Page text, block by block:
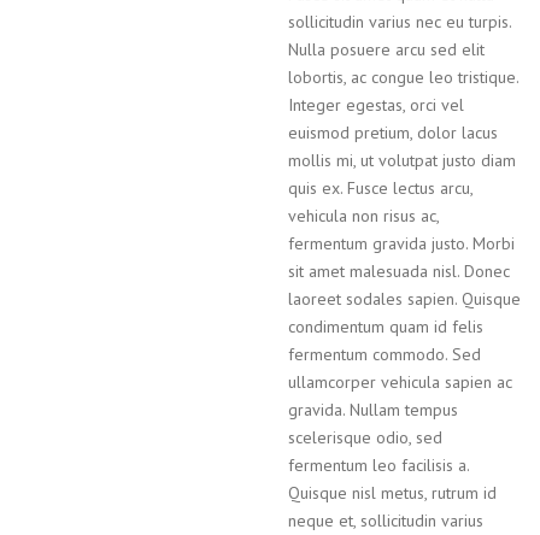
sollicitudin varius nec eu turpis.
Nulla posuere arcu sed elit
lobortis, ac congue leo tristique.
Integer egestas, orci vel
euismod pretium, dolor lacus
mollis mi, ut volutpat justo diam
quis ex. Fusce lectus arcu,
vehicula non risus ac,
fermentum gravida justo. Morbi
sit amet malesuada nisl. Donec
laoreet sodales sapien. Quisque
condimentum quam id felis
fermentum commodo. Sed
ullamcorper vehicula sapien ac
gravida. Nullam tempus
scelerisque odio, sed
fermentum leo facilisis a.
Quisque nisl metus, rutrum id
neque et, sollicitudin varius